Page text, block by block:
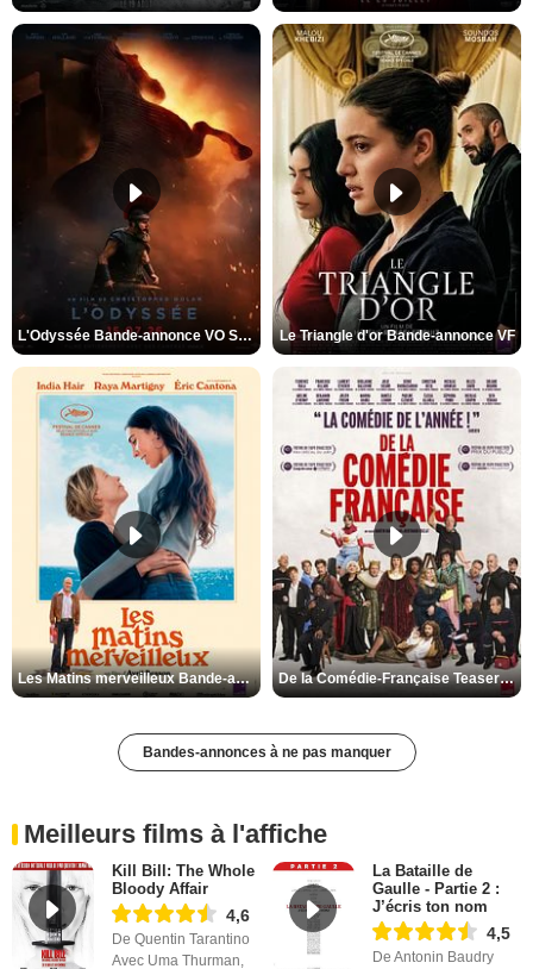
L'Odyssée Bande-annonce VO STFR Le Triangle d'or Bande-annonce VF
Les Matins merveilleux Bande-annonce VF De la Comédie-Française Teaser VF
Bandes-annonces à ne pas manquer
Meilleurs films à l'affiche
Kill Bill: The Whole
Bloody Affair
4,6
De Quentin Tarantino
Avec Uma Thurman,
La Bataille de
Gaulle - Partie 2 :
J’écris ton nom
4,5
De Antonin Baudry